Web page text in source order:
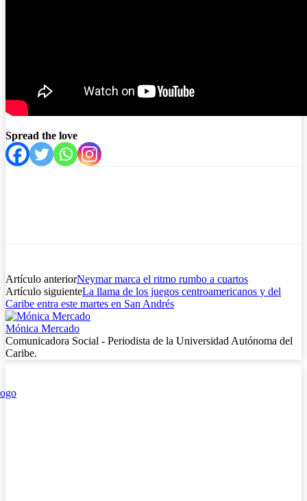
Spread the love
Artículo anteriorNeymar marca el ritmo rumbo a cuartos
Artículo siguienteLa llama de los juegos centroamericanos y del
Caribe entra este martes en San Andrés
Mónica Mercado
Comunicadora Social - Periodista de la Universidad Autónoma del
Caribe.